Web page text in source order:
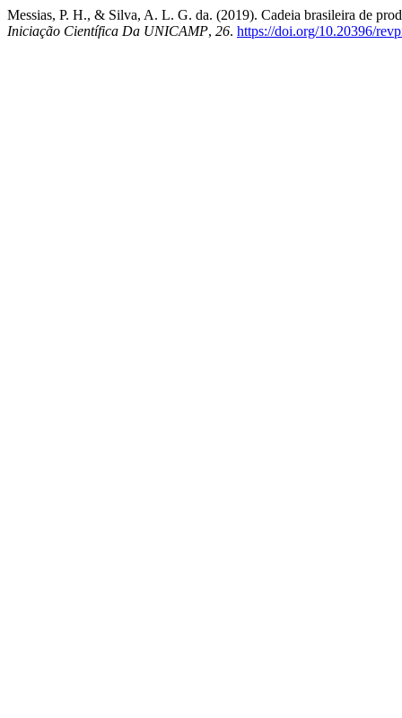
Messias, P. H., & Silva, A. L. G. da. (2019). Cadeia brasileira de
Iniciação Científica Da UNICAMP, 26. https://doi.org/10.20396/